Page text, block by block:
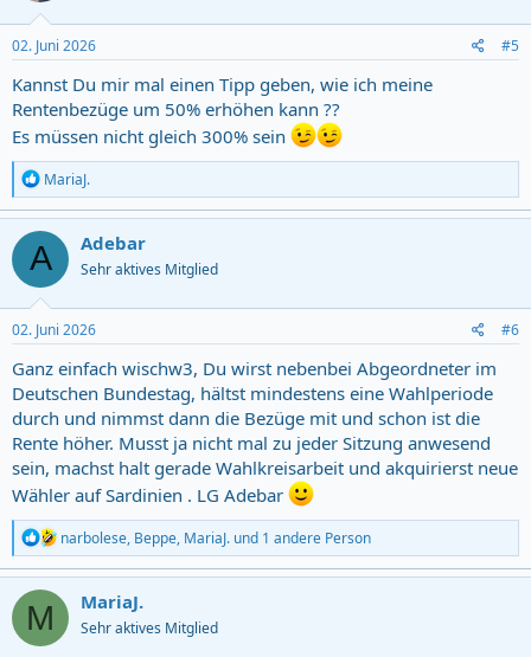
o
n
s
:
02. Juni 2026 #5
Kannst Du mir mal einen Tipp geben, wie ich meine
Rentenbezüge um 50% erhöhen kann ??
Es müssen nicht gleich 300% sein
R
e
a
c
t
o
n
s
:
MariaJ.
A Adebar
Sehr aktives Mitglied
02. Juni 2026 #6
Ganz einfach wischw3, Du wirst nebenbei Abgeordneter im
Deutschen Bundestag, hältst mindestens eine Wahlperiode
durch und nimmst dann die Bezüge mit und schon ist die
Rente höher. Musst ja nicht mal zu jeder Sitzung anwesend
sein, machst halt gerade Wahlkreisarbeit und akquirierst neue
Wähler auf Sardinien . LG Adebar
R
e
a
c
narbolese, Beppe, MariaJ. und 1 andere Person
M MariaJ.
Sehr aktives Mitglied